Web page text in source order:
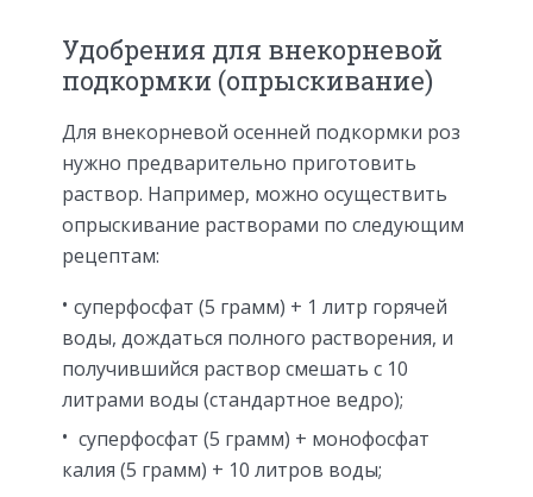
Удобрения для внекорневой
подкормки (опрыскивание)
Для внекорневой осенней подкормки роз
нужно предварительно приготовить
раствор. Например, можно осуществить
опрыскивание растворами по следующим
рецептам:
суперфосфат (5 грамм) + 1 литр горячей
воды, дождаться полного растворения, и
получившийся раствор смешать с 10
литрами воды (стандартное ведро);
суперфосфат (5 грамм) + монофосфат
калия (5 грамм) + 10 литров воды;